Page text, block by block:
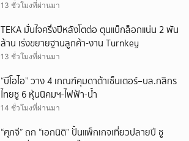
13 ชั่วโมงที่ผ่านมา
TEKA มั่นใจครึ่งปีหลังโตต่อ ตุนแบ็กล็อกแน่น 2 พัน
ล้าน เร่งขยายฐานลูกค้า-งาน Turnkey
13 ชั่วโมงที่ผ่านมา
“บีโอไอ” วาง 4 เกณฑ์คุมดาต้าเซ็นเตอร์–บล.กสิกร
ไทยชู 6 หุ้นนิคมฯ-ไฟฟ้า-น้ำ
14 ชั่วโมงที่ผ่านมา
“ศุภจี” ถก “เอกนิติ” ปั้นแพ็กเกจเที่ยวปลายปี ชู